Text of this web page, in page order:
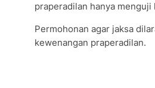
praperadilan hanya menguji
Permohonan agar jaksa
kewenangan praperadilan.